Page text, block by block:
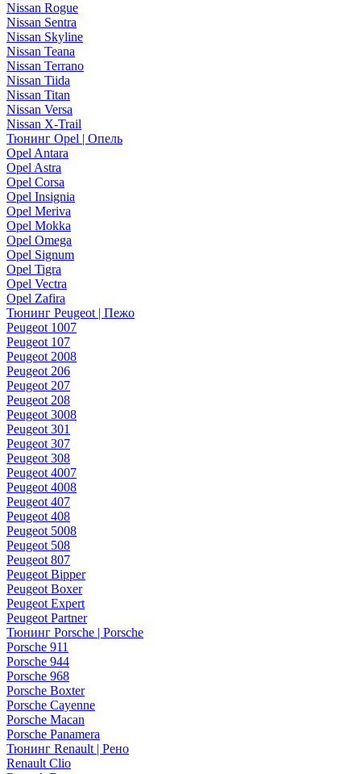
Nissan Rogue
Nissan Sentra
Nissan Skyline
Nissan Teana
Nissan Terrano
Nissan Tiida
Nissan Titan
Nissan Versa
Nissan X-Trail
Тюнинг Opel | Опель
Opel Antara
Opel Astra
Opel Corsa
Opel Insignia
Opel Meriva
Opel Mokka
Opel Omega
Opel Signum
Opel Tigra
Opel Vectra
Opel Zafira
Тюнинг Peugeot | Пежо
Peugeot 1007
Peugeot 107
Peugeot 2008
Peugeot 206
Peugeot 207
Peugeot 208
Peugeot 3008
Peugeot 301
Peugeot 307
Peugeot 308
Peugeot 4007
Peugeot 4008
Peugeot 407
Peugeot 408
Peugeot 5008
Peugeot 508
Peugeot 807
Peugeot Bipper
Peugeot Boxer
Peugeot Expert
Peugeot Partner
Тюнинг Porsche | Porsche
Porsche 911
Porsche 944
Porsche 968
Porsche Boxter
Porsche Cayenne
Porsche Macan
Porsche Panamera
Тюнинг Renault | Рено
Renault Clio